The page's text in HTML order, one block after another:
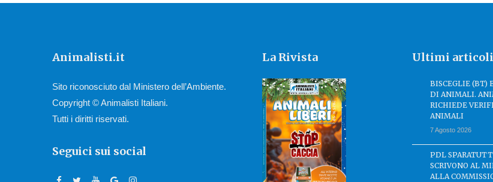
Animalisti.it
Sito riconosciuto dal Ministero dell’Ambiente.
Copyright © Animalisti Italiani.
Tutti i diritti riservati.
Seguici sui social
La Rivista Ultimi articoli
BISCEGLIE (BT)
DI ANIMALI.
RICHIEDE
ANIMALI
7 Agosto 2026
PDL
SCRIVONO AL
ALLA